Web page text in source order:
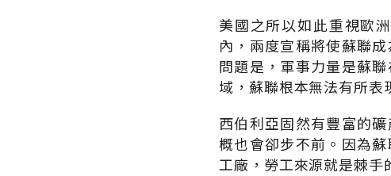
美國之所以如此重視歐
內，兩度宣稱將使蘇聯
問題是，軍事力量是蘇
域，蘇聯根本無法有所表
西伯利亞固然有豐富的
概也會卻步不前。因為
工廠，勞工來源就是棘手